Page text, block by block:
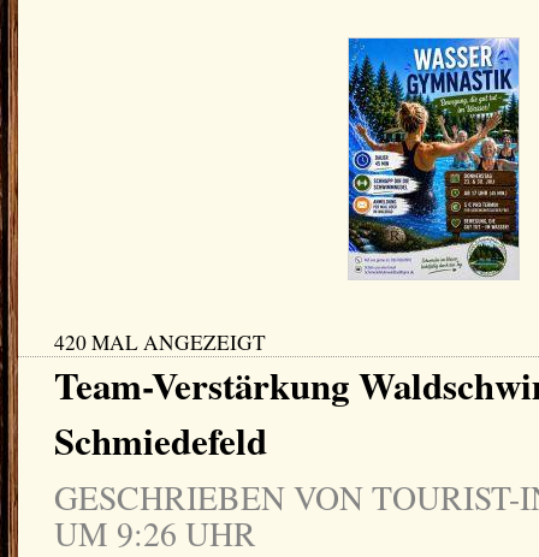
420 MAL ANGEZEIGT
Team-Verstärkung
Schmiedefeld
GESCHRIEBEN VON TOURIST-
UM 9:26 UHR